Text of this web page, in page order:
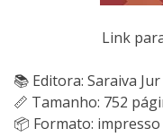
Link
📚 Editora: Saraiva Jur
📏 Tamanho: 752
📦 Formato: impresso